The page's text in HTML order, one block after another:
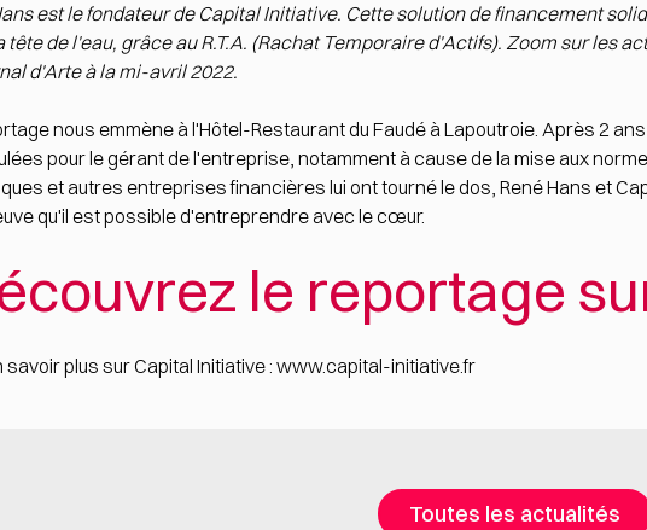
est le fondateur de Capital Initiative. Cette solution de financement
tête de l'eau, grâce au R.T.A. (Rachat Temporaire d'Actifs). Zoom sur les
d'Arte à la mi-avril 2022.
nous emmène à l'Hôtel-Restaurant du Faudé à Lapoutroie. Après 2
pour le gérant de l'entreprise, notamment à cause de la mise aux
et autres entreprises financières lui ont tourné le dos, René Hans et
qu'il est possible d'entreprendre avec le cœur.
le reportage
savoir plus sur Capital Initiative : www.capital-initiative.fr
Toutes les actualités